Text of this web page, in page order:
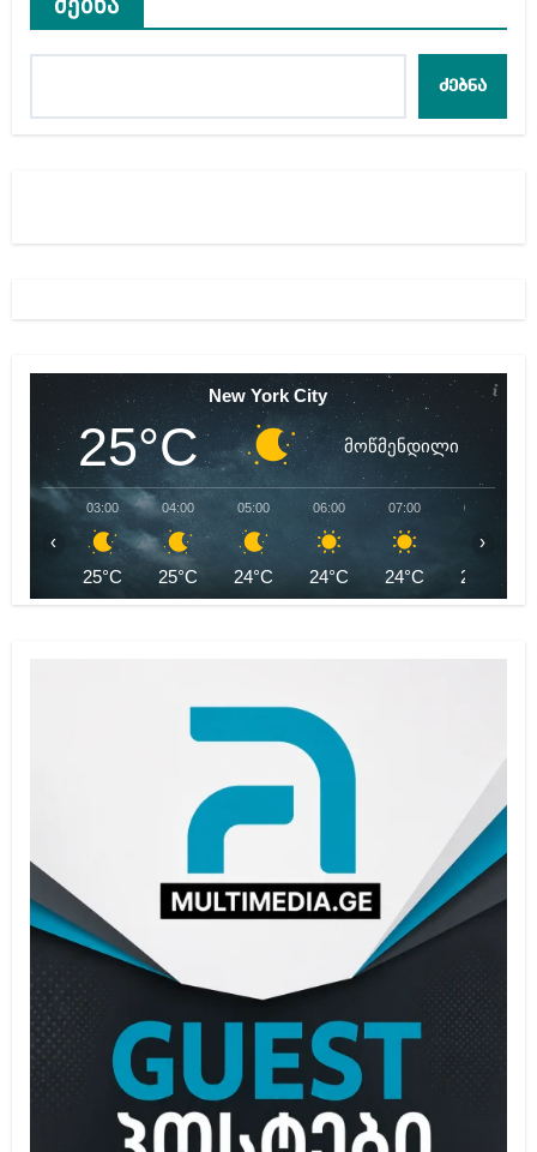
ძებნა
New York City
25°C მოწმენდილი
03:00
25°C
04:00
25°C
05:00
24°C
06:00
24°C
07:00
24°C
08:00
26°C
‹ ›